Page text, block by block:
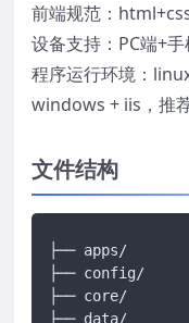
前端规范：
设备支持：PC端+
程序运行环境：
windows + iis，推
文件结构